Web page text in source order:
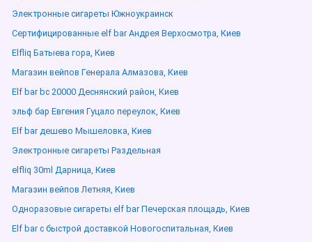
Электронные сигареты Южноукраинск
Сертифицированные elf bar Андрея Верхосмотра, Киев
Elfliq Батыева гора, Киев
Магазин вейпов Генерала Алмазова, Киев
Elf bar bc 20000 Деснянский район, Киев
эльф бар Евгения Гуцало переулок, Киев
Elf bar дешево Мышеловка, Киев
Электронные сигареты Раздельная
elfliq 30ml Дарница, Киев
Магазин вейпов Летняя, Киев
Одноразовые сигареты elf bar Печерская площадь, Киев
Elf bar с быстрой доставкой Новогоспитальная, Киев